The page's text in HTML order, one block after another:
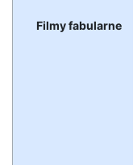
Filmy fabularne